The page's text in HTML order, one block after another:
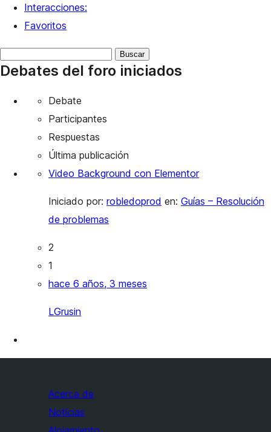
Interacciones:
Favoritos
debates:
Debates del foro iniciados
Debate
Participantes
Respuestas
Última publicación
Video Background con Elementor
Iniciado por: robledoprod en: Guías – Resolución
de problemas
2
1
hace 6 años, 3 meses
LGrusin
Acerca de
Noticias